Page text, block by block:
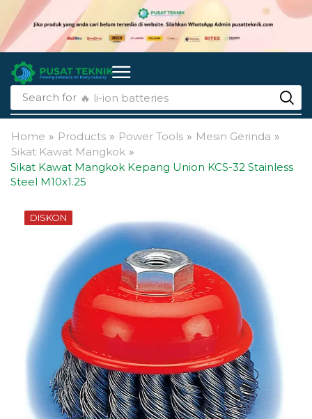
Search for 🔥 li-ion batteries
Home » Products » Power Tools » Mesin Gerinda »
Sikat Kawat Mangkok »
Sikat Kawat Mangkok Kepang Union KCS-32 Stainless
Steel M10x1.25
DISKON